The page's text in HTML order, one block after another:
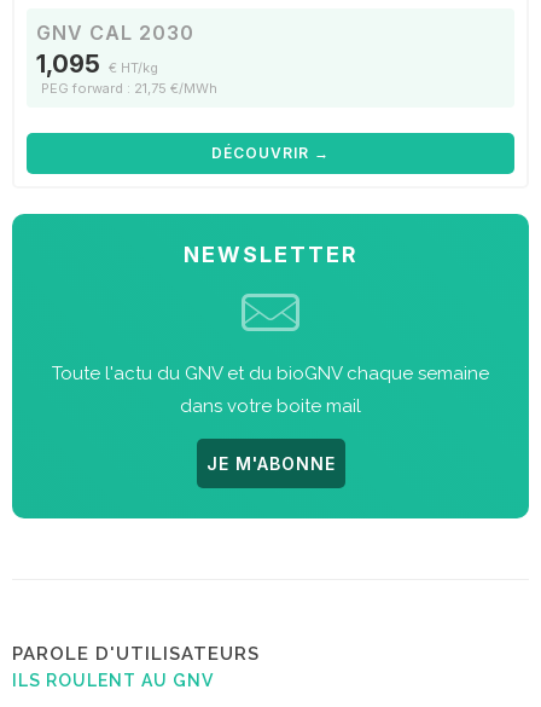
GNV CAL 2030
1,095 € HT/kg
PEG forward : 21,75 €/MWh
DÉCOUVRIR →
NEWSLETTER
Toute l'actu du GNV et du bioGNV chaque semaine
dans votre boite mail
JE M'ABONNE
PAROLE D'UTILISATEURS
ILS ROULENT AU GNV